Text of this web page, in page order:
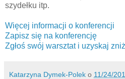
szydełku itp.
Więcej informacji o konferencji
Zapisz się na konferencję
Zgłoś swój warsztat i uzyskaj
Katarzyna Dymek-Polek o 11/24/